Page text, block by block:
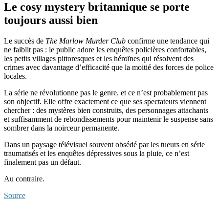
Le cosy mystery britannique se porte
toujours aussi bien
Le succès de The Marlow Murder Club confirme une tendance qui
ne faiblit pas : le public adore les enquêtes policières confortables,
les petits villages pittoresques et les héroïnes qui résolvent des
crimes avec davantage d’efficacité que la moitié des forces de police
locales.
La série ne révolutionne pas le genre, et ce n’est probablement pas
son objectif. Elle offre exactement ce que ses spectateurs viennent
chercher : des mystères bien construits, des personnages attachants
et suffisamment de rebondissements pour maintenir le suspense sans
sombrer dans la noirceur permanente.
Dans un paysage télévisuel souvent obsédé par les tueurs en série
traumatisés et les enquêtes dépressives sous la pluie, ce n’est
finalement pas un défaut.
Au contraire.
Source